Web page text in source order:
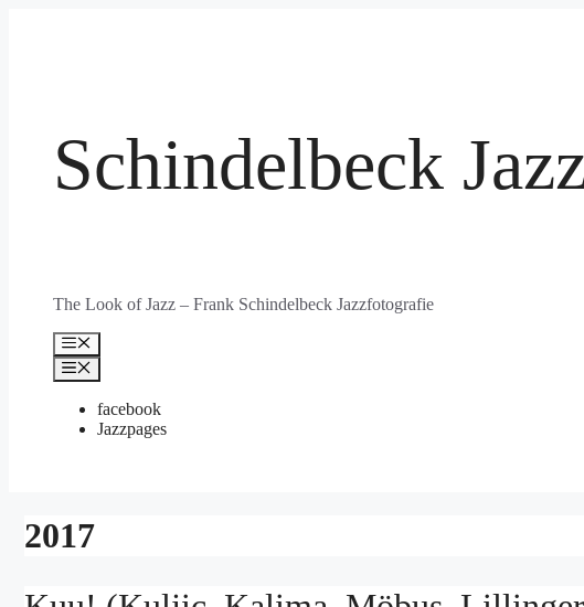
Schindelbeck
The Look of Jazz – Frank Schindelbeck Jazzfotografie
Menü
Menü
facebook
Jazzpages
2017